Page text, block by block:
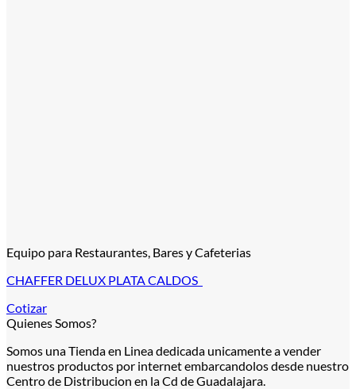
Equipo para Restaurantes, Bares y Cafeterias
CHAFFER DELUX PLATA CALDOS
Cotizar
Quienes Somos?
Somos una Tienda en Linea dedicada unicamente a vender
nuestros productos por internet embarcandolos desde nuestro
Centro de Distribucion en la Cd de Guadalajara.